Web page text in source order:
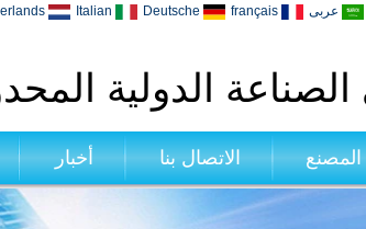
عربى français
Deutsche
Italian
الدولية
الاتصال بنا أخبار